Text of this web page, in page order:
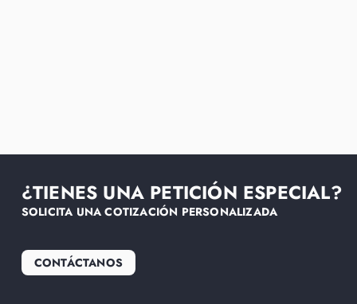
¿TIENES UNA PETICIÓN ESPECIAL?
SOLICITA UNA COTIZACIÓN PERSONALIZADA
CONTÁCTANOS